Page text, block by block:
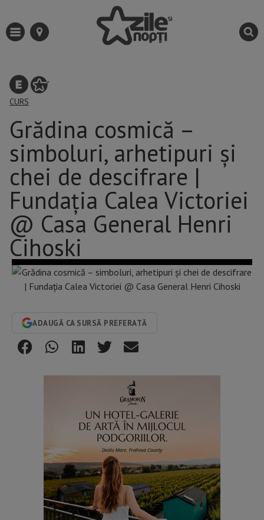
CURS
Grădina cosmică –
simboluri, arhetipuri şi
chei de descifrare |
Fundația Calea Victoriei
@ Casa General Henri
Cihoski
ADAUGĂ CA SURSĂ PREFERATĂ